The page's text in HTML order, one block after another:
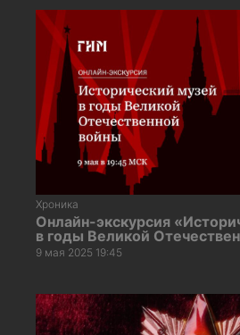
Хроника
Онлайн-экскурсия
в годы Великой
9 мая 2025 19:45